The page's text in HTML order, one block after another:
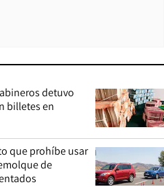
detuvo
billetes en
que prohíbe usar
de